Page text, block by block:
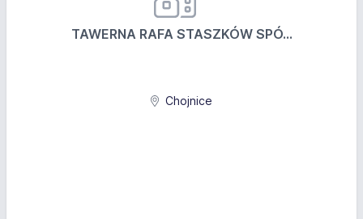
TAWERNA RAFA STASZKÓW SPÓ...
Chojnice